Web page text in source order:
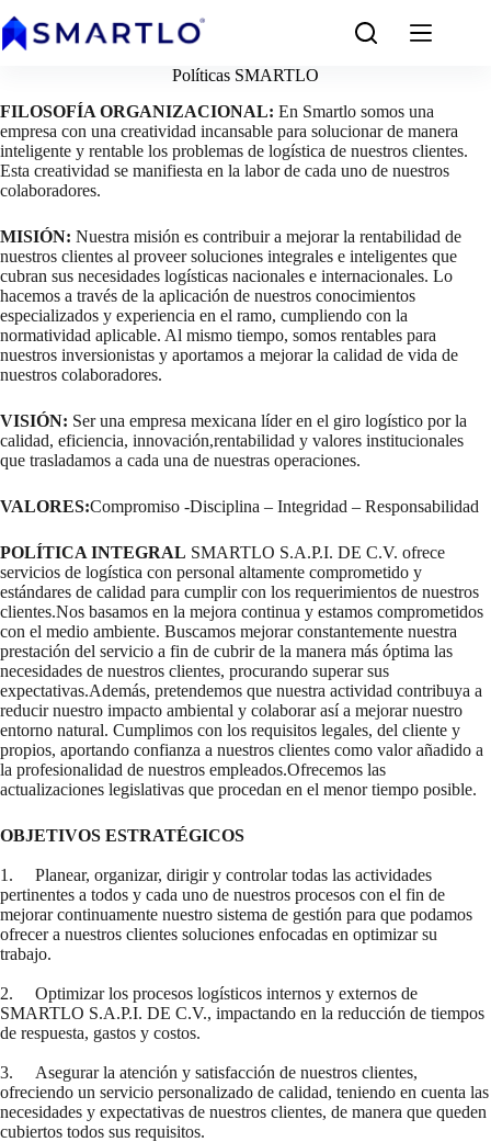
al
contenido
Políticas SMARTLO
FILOSOFÍA ORGANIZACIONAL: En Smartlo somos una
empresa con una creatividad incansable para solucionar de manera
inteligente y rentable los problemas de logística de nuestros clientes.
Esta creatividad se manifiesta en la labor de cada uno de nuestros
colaboradores.
MISIÓN: Nuestra misión es contribuir a mejorar la rentabilidad de
nuestros clientes al proveer soluciones integrales e inteligentes que
cubran sus necesidades logísticas nacionales e internacionales. Lo
hacemos a través de la aplicación de nuestros conocimientos
especializados y experiencia en el ramo, cumpliendo con la
normatividad aplicable. Al mismo tiempo, somos rentables para
nuestros inversionistas y aportamos a mejorar la calidad de vida de
nuestros colaboradores.
VISIÓN: Ser una empresa mexicana líder en el giro logístico por la
calidad, eficiencia, innovación,rentabilidad y valores institucionales
que trasladamos a cada una de nuestras operaciones.
VALORES:Compromiso -Disciplina – Integridad – Responsabilidad
POLÍTICA INTEGRAL SMARTLO S.A.P.I. DE C.V. ofrece
servicios de logística con personal altamente comprometido y
estándares de calidad para cumplir con los requerimientos de nuestros
clientes.Nos basamos en la mejora continua y estamos comprometidos
con el medio ambiente. Buscamos mejorar constantemente nuestra
prestación del servicio a fin de cubrir de la manera más óptima las
necesidades de nuestros clientes, procurando superar sus
expectativas.Además, pretendemos que nuestra actividad contribuya a
reducir nuestro impacto ambiental y colaborar así a mejorar nuestro
entorno natural. Cumplimos con los requisitos legales, del cliente y
propios, aportando confianza a nuestros clientes como valor añadido a
la profesionalidad de nuestros empleados.Ofrecemos las
actualizaciones legislativas que procedan en el menor tiempo posible.
OBJETIVOS ESTRATÉGICOS
1. Planear, organizar, dirigir y controlar todas las actividades
pertinentes a todos y cada uno de nuestros procesos con el fin de
mejorar continuamente nuestro sistema de gestión para que podamos
ofrecer a nuestros clientes soluciones enfocadas en optimizar su
trabajo.
2. Optimizar los procesos logísticos internos y externos de
SMARTLO S.A.P.I. DE C.V., impactando en la reducción de tiempos
de respuesta, gastos y costos.
3. Asegurar la atención y satisfacción de nuestros clientes,
ofreciendo un servicio personalizado de calidad, teniendo en cuenta las
necesidades y expectativas de nuestros clientes, de manera que queden
cubiertos todos sus requisitos.